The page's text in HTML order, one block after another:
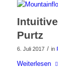
Purtz
6. Juli 2017 / in
Weiterlesen